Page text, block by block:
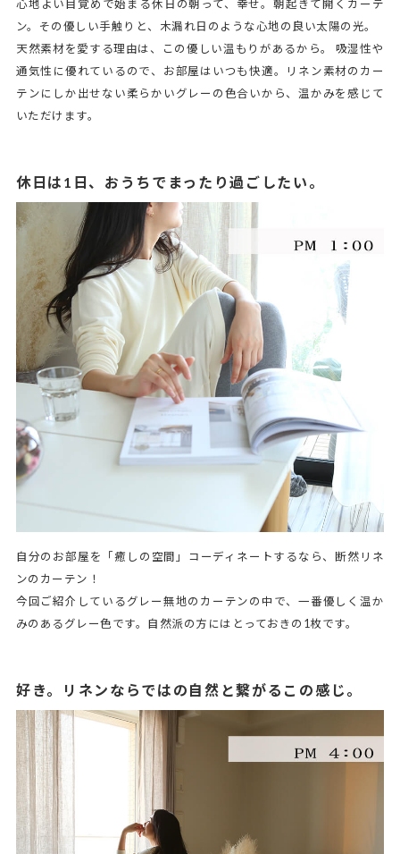
心地よい目覚めで始まる休日の朝って、幸せ。朝起きて開くカーテ
ン。その優しい手触りと、木漏れ日のような心地の良い太陽の光。
天然素材を愛する理由は、この優しい温もりがあるから。 吸湿性や
通気性に優れているので、お部屋はいつも快適。リネン素材のカー
テンにしか出せない柔らかいグレーの色合いから、温かみを感じて
いただけます。
休日は1日、おうちでまったり過ごしたい。
自分のお部屋を「癒しの空間」コーディネートするなら、断然リネ
ンのカーテン！
今回ご紹介しているグレー無地のカーテンの中で、一番優しく温か
みのあるグレー色です。自然派の方にはとっておきの1枚です。
好き。リネンならではの自然と繋がるこの感じ。